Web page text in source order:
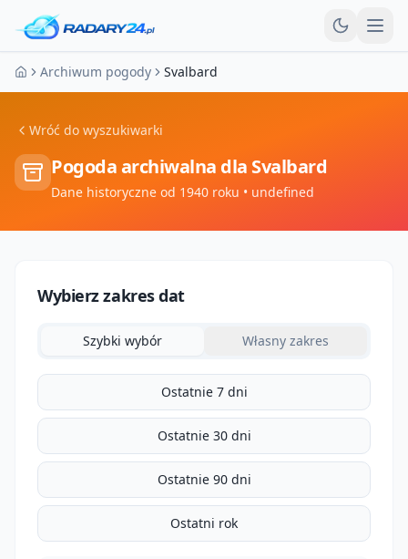
Strona główna
Archiwum pogody Svalbard
Wróć do wyszukiwarki
Pogoda archiwalna dla Svalbard
Dane historyczne od 1940 roku • undefined
Wybierz zakres dat
Szybki wybór Własny zakres
Ostatnie 7 dni
Ostatnie 30 dni
Ostatnie 90 dni
Ostatni rok